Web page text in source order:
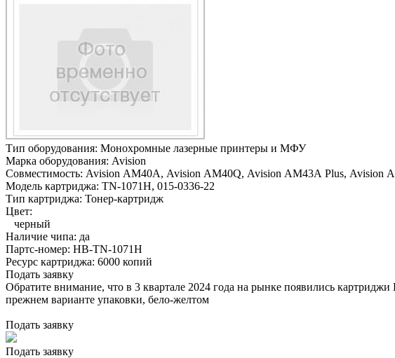
Тип оборудования: Монохромные лазерные принтеры и МФУ
Марка оборудования: Avision
Совместимость: Avision AM40A, Avision AM40Q, Avision AM43A Plus, Avision
Модель картриджа: TN-1071H, 015-0336-22
Тип картриджа: Тонер-картридж
Цвет:
черный
Наличие чипа: да
Партс-номер: HB-TN-1071H
Ресурс картриджа: 6000 копий
Подать заявку
Обратите внимание, что в 3 квартале 2024 года на рынке появились
прежнем варианте упаковки, бело-желтом
Подать заявку
Подать заявку